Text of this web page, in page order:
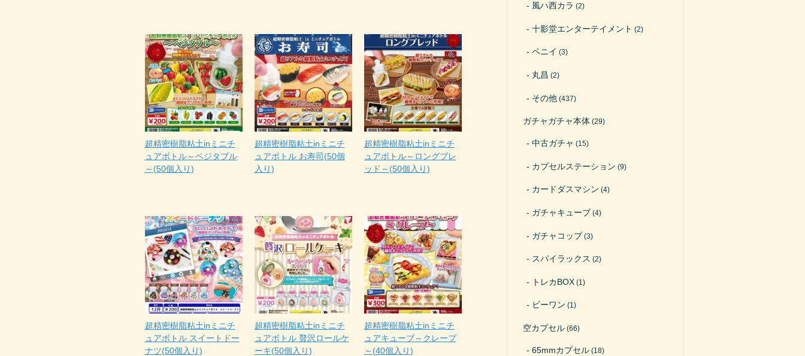
超精密樹脂粘土inミニチ
ュアボトル～ベジタブル
～(50個入り)
超精密樹脂粘土inミニチ
ュアボトル お寿司(50個
入り)
超精密樹脂粘土inミニチ
ュアボトル～ロングブレ
ッド～(50個入り)
超精密樹脂粘土inミニチ
ュアボトル スイートドー
ナツ(50個入り)
超精密樹脂粘土inミニチ
ュアボトル 贅沢ロールケ
ーキ(50個入り)
超精密樹脂粘土inミニチ
ュアキューブ～クレープ
～(40個入り)
風ハ西カラ (2)
十影堂エンターテイメント (2)
ペニイ (3)
丸昌 (2)
その他 (437)
ガチャガチャ本体 (29)
中古ガチャ (15)
カプセルステーション (9)
カードダスマシン (4)
ガチャキューブ (4)
ガチャコップ(3)
スパイラックス (2)
トレカBOX (1)
ビーワン (1)
空カプセル (66)
65mmカプセル (18)